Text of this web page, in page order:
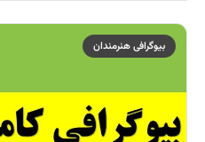
بیوگرافی هنرمندان